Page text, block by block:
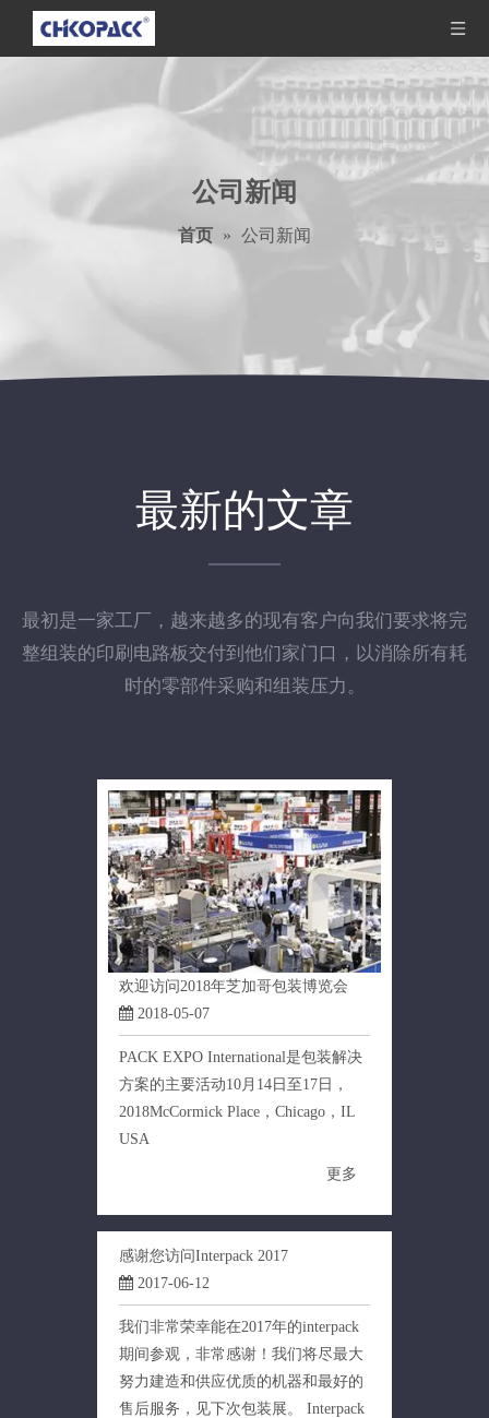
公司新闻
首页 » 公司新闻
最新的文章
最初是一家工厂，越来越多的现有客户向我们要求将完
整组装的印刷电路板交付到他们家门口，以消除所有耗
时的零部件采购和组装压力。
欢迎访问2018年芝加哥包装博览会
2018-05-07
PACK EXPO International是包装解决
方案的主要活动10月14日至17日，
2018McCormick Place，Chicago，IL
USA
更多
感谢您访问Interpack 2017
2017-06-12
我们非常荣幸能在2017年的interpack
期间参观，非常感谢！我们将尽最大
努力建造和供应优质的机器和最好的
售后服务，见下次包装展。 Interpack